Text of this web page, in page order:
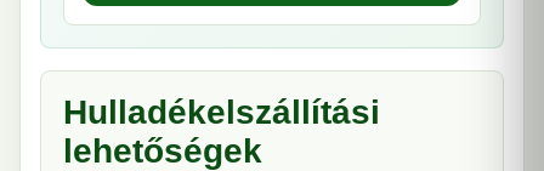
Hulladékelszállítási
lehetőségek